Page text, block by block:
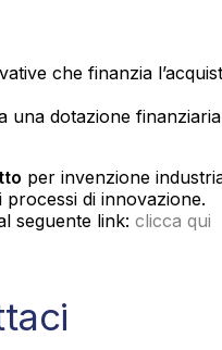
che finanzia
una dotazione
per invenzione
di innovazione.
seguente link: clicca qui